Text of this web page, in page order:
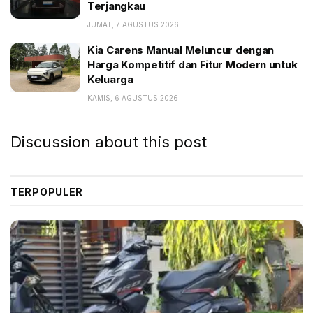
Donasi mesin TMMIN. (ist)
Terjangkau
JUMAT, 7 AGUSTUS 2026
Kia Carens Manual Meluncur dengan
Harga Kompetitif dan Fitur Modern untuk
Keluarga
KAMIS, 6 AGUSTUS 2026
Discussion about this post
TERPOPULER